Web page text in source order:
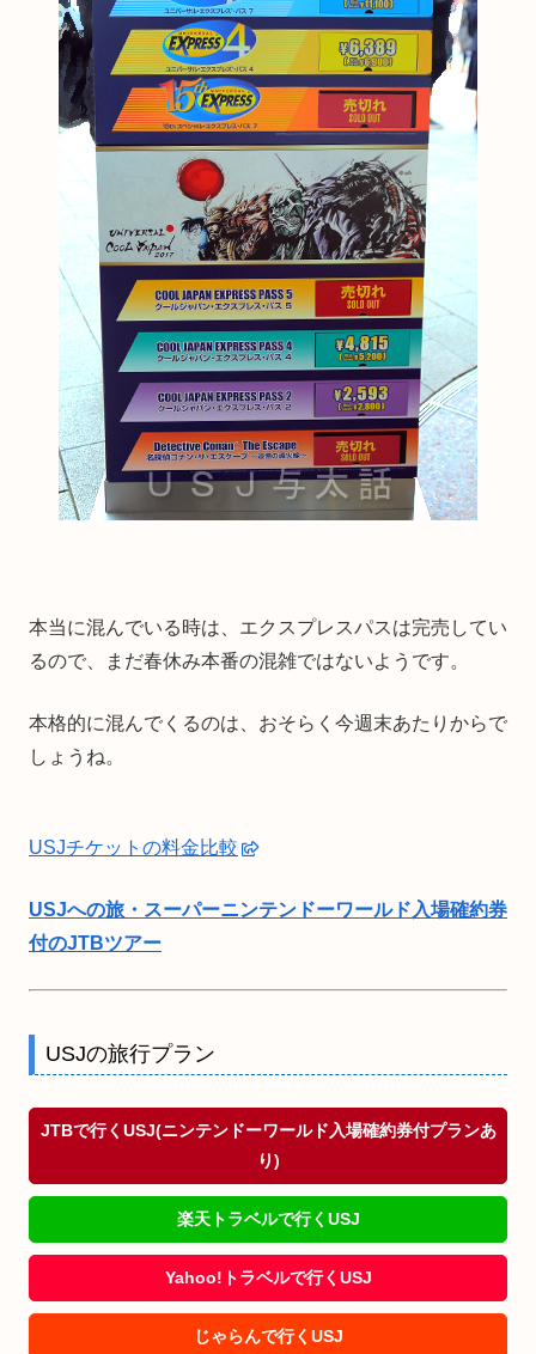
本当に混んでいる時は、エクスプレスパスは完売してい
るので、まだ春休み本番の混雑ではないようです。
本格的に混んでくるのは、おそらく今週末あたりからで
しょうね。
USJチケットの料金比較
USJへの旅・スーパーニンテンドーワールド入場確約券
付のJTBツアー
USJの旅行プラン
JTBで行くUSJ(ニンテンドーワールド入場確約券付プランあ
り)
楽天トラベルで行くUSJ
Yahoo!トラベルで行くUSJ
じゃらんで行くUSJ